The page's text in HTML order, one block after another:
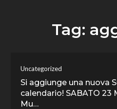
Tag:
Uncategorized
Si aggiunge una nuova
calendario! SABATO 23
Mu…